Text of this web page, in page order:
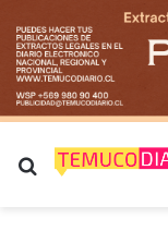
Buscar por